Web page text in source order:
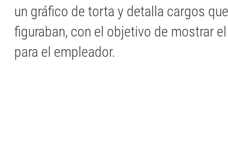
un gráfico de torta y detalla cargos
figuraban, con el objetivo de mostrar
para el empleador.